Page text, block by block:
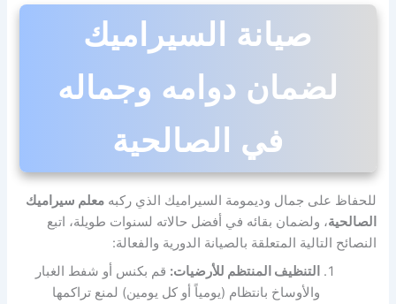
صيانة السيراميك
لضمان دوامه وجماله
في الصالحية
للحفاظ على جمال وديمومة السيراميك الذي ركبهمعلم سيراميك
الصالحية، ولضمان بقائه في أفضل حالاته لسنوات طويلة، اتبع
النصائح التالية المتعلقة بالصيانة الدورية والفعالة:
التنظيف المنتظم للأرضيات: قم بكنس أو شفط الغبار
والأوساخ بانتظام (يومياً أو كل يومين) لمنع تراكمها